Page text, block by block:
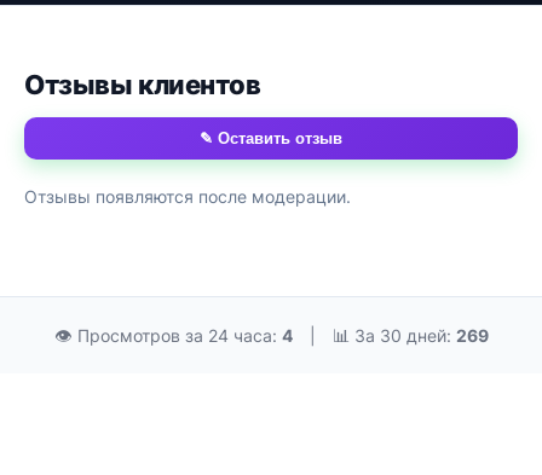
Отзывы клиентов
✎ Оставить отзыв
Отзывы появляются после модерации.
👁 Просмотров за 24 часа: 4 📊 За 30 дней: 269